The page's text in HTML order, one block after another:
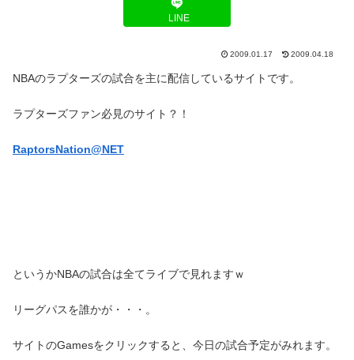
LINE
2009.01.17 2009.04.18
NBAのラプターズの試合を主に配信しているサイトです。
ラプターズファン必見のサイト？！
RaptorsNation@NET
というかNBAの試合は全てライブで見れますｗ
リーグパスを誰かが・・・。
サイトのGamesをクリックすると、今日の試合予定がみれます。